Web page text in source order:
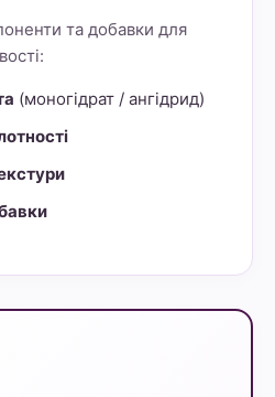
та добавки для
(моногідрат / ангідрид)